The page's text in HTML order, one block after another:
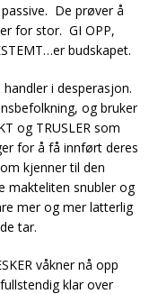
De prøver å
for stor. GI OPP,
budskapet.
i desperasjon.
og bruker
og TRUSLER som
for å få innført deres
kjenner til den
makteliten snubler og
mer og mer latterlig
tar.
våkner nå opp
klar over